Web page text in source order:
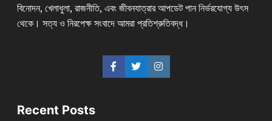
বিনোদন, খেলাধুলা, রাজনীতি, এবং জীবনযাত্রার আপডেট পান নির্ভরযোগ্য উৎস
থেকে। সত্য ও নিরপেক্ষ সংবাদে আমরা প্রতিশ্রুতিবদ্ধ।
Recent Posts